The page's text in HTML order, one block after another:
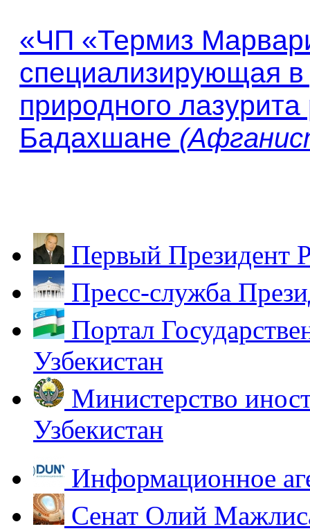
«ЧП «Термиз
специализирующая в
природного
Бадахшане
Первый Президент
Пресс-служба
Портал
Узбекистан
Министерство
Узбекистан
Информационное
Сенат Олий